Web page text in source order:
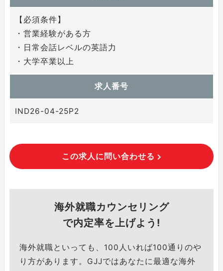
【必須条件】
・営業経験がある方
・日常会話レベルの英語力
・大学卒業以上
求人番号
IND26-04-25P2
この求人に問い合わせる
海外就職カウンセリング
で内定率を上げよう!
海外就職といっても、100人いれば100通りのや
り方があります。GJJではあなたに最適な海外